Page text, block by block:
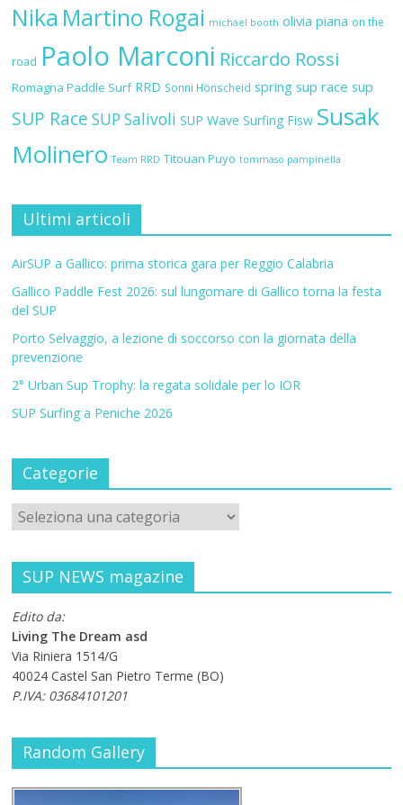
Nika Martino Rogai michael booth olivia piana on the
road Paolo Marconi Riccardo Rossi
Romagna Paddle Surf RRD Sonni Hönscheid spring sup race sup
SUP Race SUP Salivoli SUP Wave Surfing Fisw Susak
Molinero Team RRD Titouan Puyo tommaso pampinella
Ultimi articoli
AirSUP a Gallico: prima storica gara per Reggio Calabria
Gallico Paddle Fest 2026: sul lungomare di Gallico torna la festa
del SUP
Porto Selvaggio, a lezione di soccorso con la giornata della
prevenzione
2° Urban Sup Trophy: la regata solidale per lo IOR
SUP Surfing a Peniche 2026
Categorie
SUP NEWS magazine
Edito da:
Living The Dream asd
Via Riniera 1514/G
40024 Castel San Pietro Terme (BO)
P.IVA: 03684101201
Random Gallery